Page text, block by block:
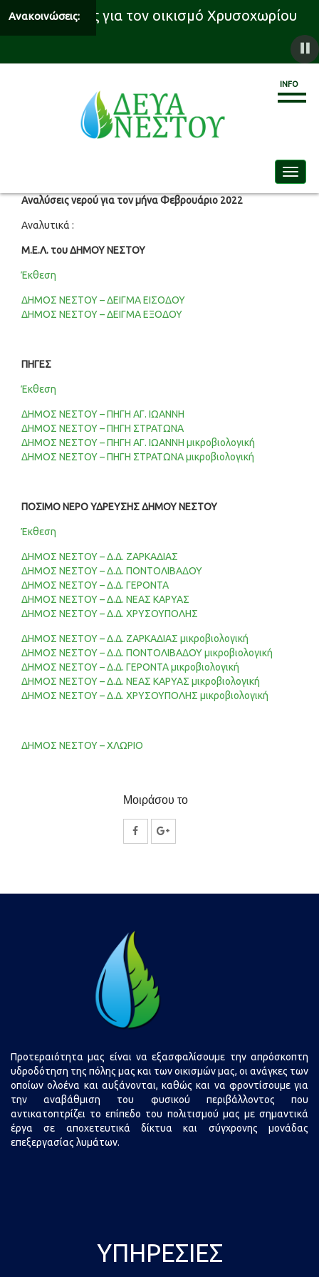
Ανακοινώσεις: για τον οικισμό Χρυσοχωρίου
INFO
Αναλύσεις νερού για τον μήνα Φεβρουάριο 2022
Αναλυτικά :
Μ.Ε.Λ. του ΔΗΜΟΥ ΝΕΣΤΟΥ
Έκθεση
ΔΗΜΟΣ ΝΕΣΤΟΥ – ΔΕΙΓΜΑ ΕΙΣΟΔΟΥ
ΔΗΜΟΣ ΝΕΣΤΟΥ – ΔΕΙΓΜΑ ΕΞΟΔΟΥ
ΠΗΓΕΣ
Έκθεση
ΔΗΜΟΣ ΝΕΣΤΟΥ – ΠΗΓΗ ΑΓ. ΙΩΑΝΝΗ
ΔΗΜΟΣ ΝΕΣΤΟΥ – ΠΗΓΗ ΣΤΡΑΤΩΝΑ
ΔΗΜΟΣ ΝΕΣΤΟΥ – ΠΗΓΗ ΑΓ. ΙΩΑΝΝΗ μικροβιολογική
ΔΗΜΟΣ ΝΕΣΤΟΥ – ΠΗΓΗ ΣΤΡΑΤΩΝΑ μικροβιολογική
ΠΟΣΙΜΟ ΝΕΡΟ ΥΔΡΕΥΣΗΣ ΔΗΜΟΥ ΝΕΣΤΟΥ
Έκθεση
ΔΗΜΟΣ ΝΕΣΤΟΥ – Δ.Δ. ΖΑΡΚΑΔΙΑΣ
ΔΗΜΟΣ ΝΕΣΤΟΥ – Δ.Δ. ΠΟΝΤΟΛΙΒΑΔΟΥ
ΔΗΜΟΣ ΝΕΣΤΟΥ – Δ.Δ. ΓΕΡΟΝΤΑ
ΔΗΜΟΣ ΝΕΣΤΟΥ – Δ.Δ. ΝΕΑΣ ΚΑΡΥΑΣ
ΔΗΜΟΣ ΝΕΣΤΟΥ – Δ.Δ. ΧΡΥΣΟΥΠΟΛΗΣ
ΔΗΜΟΣ ΝΕΣΤΟΥ – Δ.Δ. ΖΑΡΚΑΔΙΑΣ μικροβιολογική
ΔΗΜΟΣ ΝΕΣΤΟΥ – Δ.Δ. ΠΟΝΤΟΛΙΒΑΔΟΥ μικροβιολογική
ΔΗΜΟΣ ΝΕΣΤΟΥ – Δ.Δ. ΓΕΡΟΝΤΑ μικροβιολογική
ΔΗΜΟΣ ΝΕΣΤΟΥ – Δ.Δ. ΝΕΑΣ ΚΑΡΥΑΣ μικροβιολογική
ΔΗΜΟΣ ΝΕΣΤΟΥ – Δ.Δ. ΧΡΥΣΟΥΠΟΛΗΣ μικροβιολογική
ΔΗΜΟΣ ΝΕΣΤΟΥ – ΧΛΩΡΙΟ
Μοιράσου το
ΚοινοποίησηΚοινοποίηση
Προτεραιότητα μας είναι να εξασφαλίσουμε την απρόσκοπτη
υδροδότηση της πόλης μας και των οικισμών μας, οι ανάγκες των
οποίων ολοένα και αυξάνονται, καθώς και να φροντίσουμε για
την αναβάθμιση του φυσικού περιβάλλοντος που
αντικατοπτρίζει το επίπεδο του πολιτισμού μας με σημαντικά
έργα σε αποχετευτικά δίκτυα και σύγχρονης μονάδας
επεξεργασίας λυμάτων.
ΥΠΗΡΕΣΊΕΣ